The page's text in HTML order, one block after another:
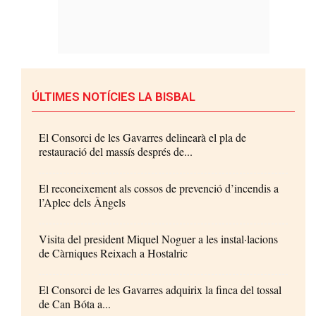
ÚLTIMES NOTÍCIES LA BISBAL
El Consorci de les Gavarres delinearà el pla de
restauració del massís després de...
El reconeixement als cossos de prevenció d’incendis a
l’Aplec dels Àngels
Visita del president Miquel Noguer a les instal·lacions
de Càrniques Reixach a Hostalric
El Consorci de les Gavarres adquirix la finca del tossal
de Can Bóta a...